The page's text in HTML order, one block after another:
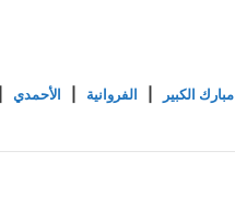
مبارك الكبير الفروانية الأحمدي